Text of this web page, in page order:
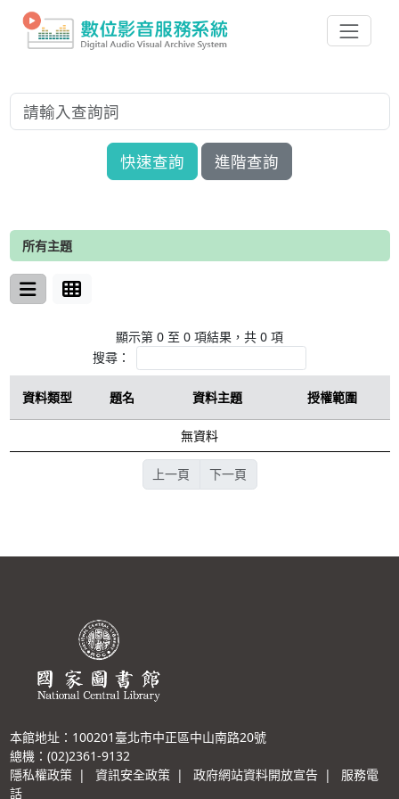
快速查詢 進階查詢
所有主題
顯示第 0 至 0 項結果，共 0 項
搜尋：
資料類型 題名 資料主題 授權範圍
無資料
上一頁 下一頁
本館地址：100201臺北市中正區中山南路20號
總機：(02)2361-9132
隱私權政策 | 資訊安全政策 | 政府網站資料開放宣告 |
服務電
話